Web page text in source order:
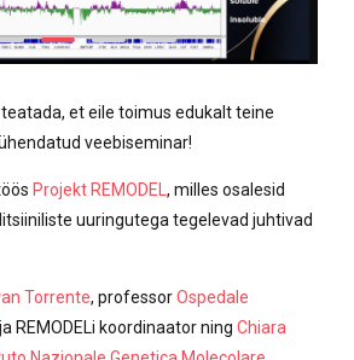
et eile toimus edukalt teine
veebiseminar!
Projekt REMODEL, milles osalesid
uuringutega tegelevad juhtivad
Torrente, professorOspedale
ja REMODELi koordinaator ning Chiara